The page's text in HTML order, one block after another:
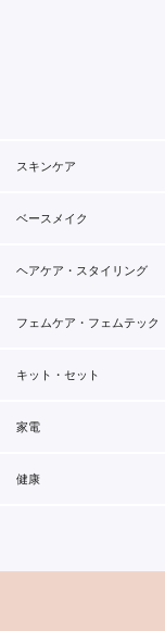
スキンケア
ベースメイク
ヘアケア・スタイリング
フェムケア・フェムテック
キット・セット
家電
健康